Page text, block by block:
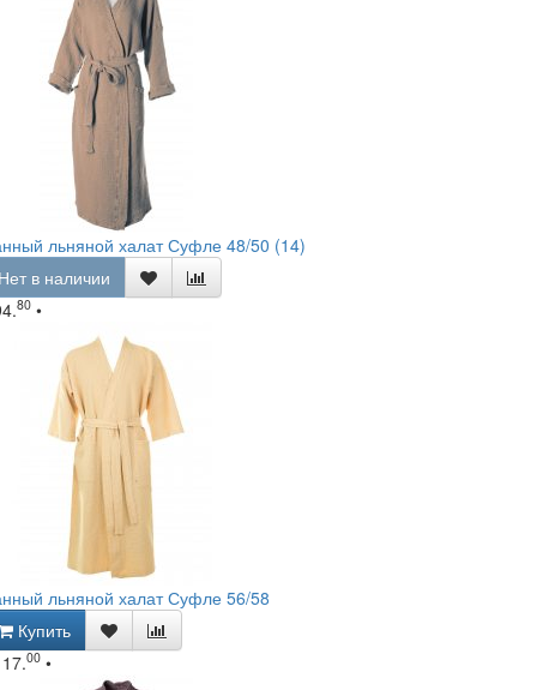
льняной халат Суфле 48/50 (14)
в наличии
80 •
льняной халат Суфле 56/58
Купить
00 •